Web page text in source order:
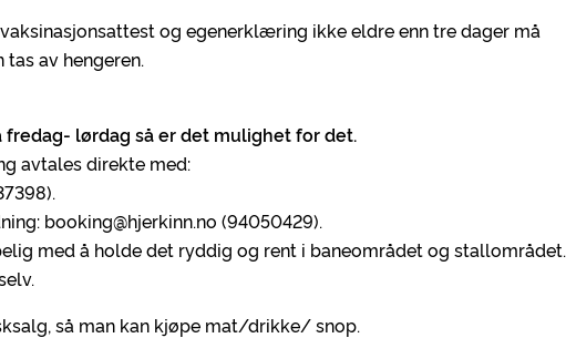
og egenerklæring ikke eldre enn tre dager må
av hengeren.
lørdag så er det mulighet for det.
avtales direkte med:
booking@hjerkinn.no (94050429).
med å holde det ryddig og rent i baneområdet og stallområdet.
så man kan kjøpe mat/drikke/ snop.